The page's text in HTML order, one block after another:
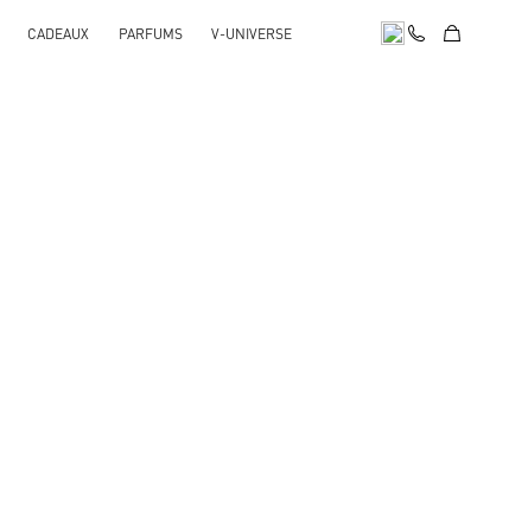
CADEAUX PARFUMS V-UNIVERSE